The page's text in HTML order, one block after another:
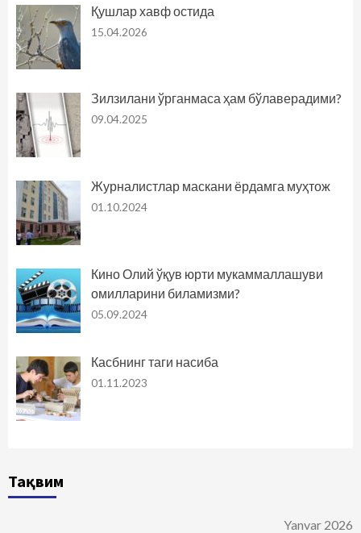
Қушлар хавф остида
15.04.2026
Зилзилани ўрганмаса ҳам бўлаверадими?
09.04.2025
Журналистлар маскани ёрдамга муҳтож
01.10.2024
Кино Олий ўқув юрти мукаммаллашуви
омилларини биламизми?
05.09.2024
Касбнинг таги насиба
01.11.2023
Тақвим
Yanvar 2026